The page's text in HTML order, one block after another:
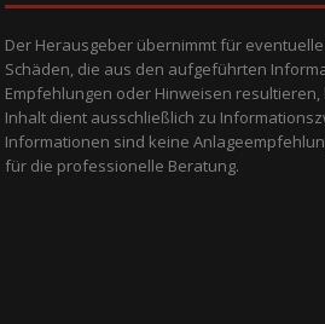
Der Herausgeber übernimmt für
Schäden, die aus den aufgeführten
Empfehlungen oder Hinweisen
Inhalt dient ausschließlich zu
Informationen sind keine
für die professionelle Beratung.